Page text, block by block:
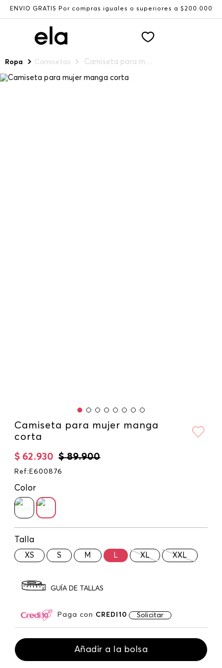
ENVÍO GRATIS Por compras iguales o superiores a $200.000
Ropa Camisetas Camiseta para mujer manga corta
Camiseta para mujer manga
corta
$ 89.900
$ 62.930
Ref : E600876
Color
Talla
XS S M L XL XXL
GUÍA DE TALLAS
Paga con CREDI10 Solicitar
Añadir a la bolsa